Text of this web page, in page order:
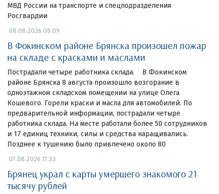
МВД России на транспорте и спецподразделения
Росгвардии
08.08.2026 08:09
В Фокинском районе Брянска произошел пожар
на складе с красками и маслами
Пострадали четыре работника склада. В Фокинском
районе Брянска 8 августа произошло возгорание в
одноэтажном складском помещении на улице Олега
Кошевого. Горели краски и масла для автомобилей. По
предварительной информации, пострадали четыре
работника склада. На месте работали более 50 сотрудников
и 17 единиц техники, силы и средства наращивались.
Позднее к тушению было привлечено около 80
07.08.2026 17:33
Брянец украл с карты умершего знакомого 21
тысячу рублей